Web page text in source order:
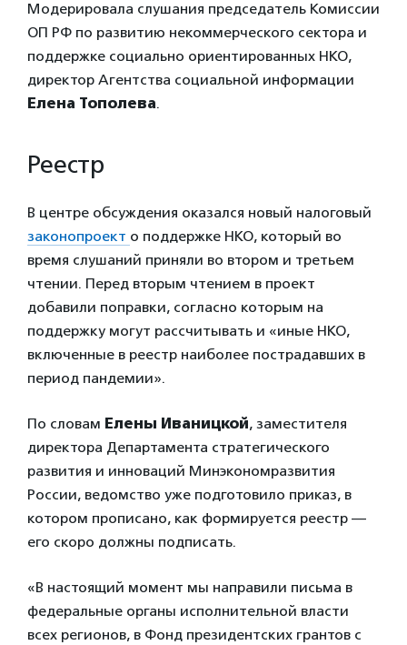
Модерировала слушания председатель Комиссии
ОП РФ по развитию некоммерческого сектора и
поддержке социально ориентированных НКО,
директор Агентства социальной информации
Елена Тополева.
Реестр
В центре обсуждения оказался новый налоговый
законопроект о поддержке НКО, который во
время слушаний приняли во втором и третьем
чтении. Перед вторым чтением в проект
добавили поправки, согласно которым на
поддержку могут рассчитывать и «иные НКО,
включенные в реестр наиболее пострадавших в
период пандемии».
По словам Елены Иваницкой, заместителя
директора Департамента стратегического
развития и инноваций Минэкономразвития
России, ведомство уже подготовило приказ, в
котором прописано, как формируется реестр —
его скоро должны подписать.
«В настоящий момент мы направили письма в
федеральные органы исполнительной власти
всех регионов, в Фонд президентских грантов с